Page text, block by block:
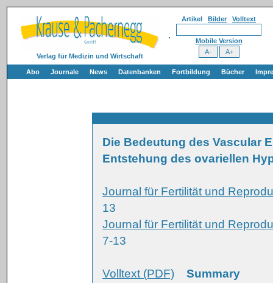
Verlag für Medizin und Wirtschaft
Artikel Bilder Volltext
Mobile Version
Abo Journale News Datenbanken Fortbildung Bücher
Die Bedeutung des Vascular
Entstehung des ovariellen
Journal für Fertilität und
13
Journal für Fertilität und
7-13
Volltext (PDF) Summary